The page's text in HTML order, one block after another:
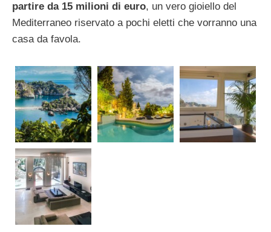
partire da 15 milioni di euro, un vero gioiello del
Mediterraneo riservato a pochi eletti che vorranno una
casa da favola.